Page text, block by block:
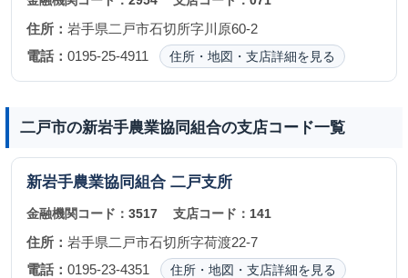
住所： 岩手県二戸市石切所字川原60-2
電話： 0195-25-4911 住所・地図・支店詳細を見る
二戸市の新岩手農業協同組合の支店コード一覧
新岩手農業協同組合 二戸支所
金融機関コード： 3517 支店コード： 141
住所： 岩手県二戸市石切所字荷渡22-7
電話： 0195-23-4351 住所・地図・支店詳細を見る